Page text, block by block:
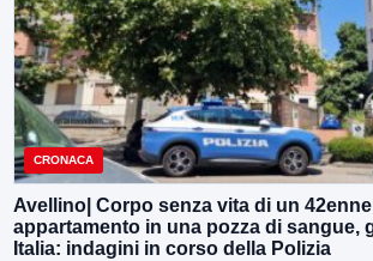
CRONACA
Avellino| Corpo senza vita di un
appartamento in una pozza di sangue,
Italia: indagini in corso della Polizia